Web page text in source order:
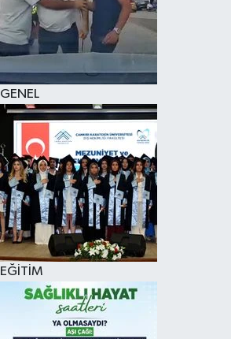
GENEL
EĞİTİM
KÜLTÜR SANAT
SAĞLIK
SİYASET
SPOR
TEKNOLOJİ
VİZYONDAKİLER
YAŞAM